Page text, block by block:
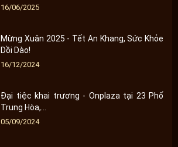
16/06/2025
Mừng Xuân 2025 - Tết An Khang, Sức Khỏe
Dồi Dào!
16/12/2024
Đại tiệc khai trương - Onplaza tại 23 Phố
Trung Hòa,...
05/09/2024